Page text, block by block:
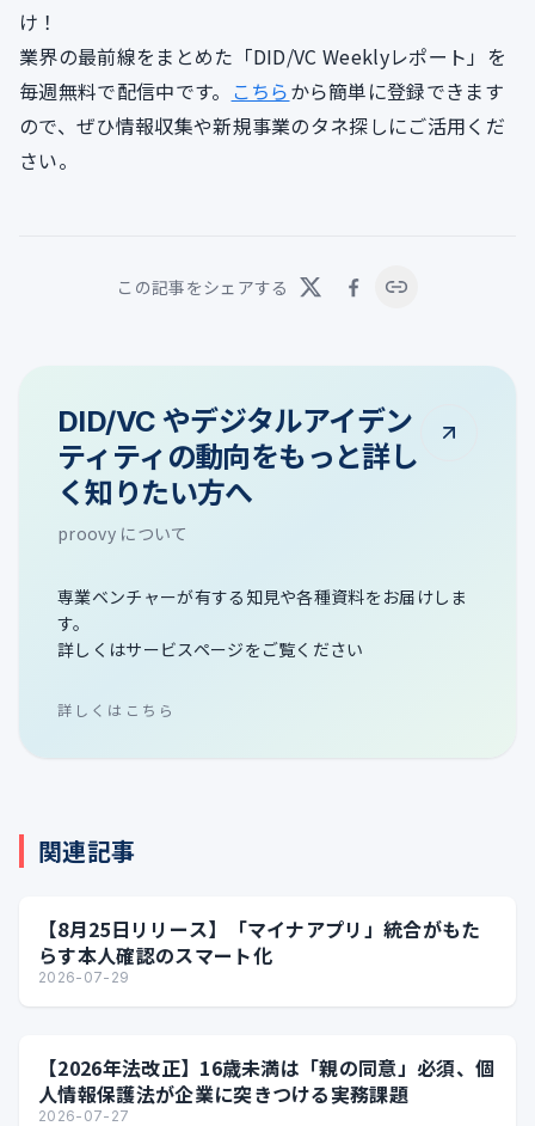
け！
業界の最前線をまとめた「DID/VC Weeklyレポート」を
毎週無料で配信中です。 こちらから簡単に登録できます
ので、ぜひ情報収集や新規事業のタネ探しにご活用くだ
さい。
この記事をシェアする
DID/VC やデジタルアイデン
ティティの動向をもっと詳し
く知りたい方へ
proovy について
専業ベンチャーが有する知見や各種資料をお届けしま
す。
詳しくはサービスページをご覧ください
詳しくはこちら
関連記事
【8月25日リリース】「マイナアプリ」統合がもた
らす本人確認のスマート化
2026-07-29
【2026年法改正】16歳未満は「親の同意」必須、個
人情報保護法が企業に突きつける実務課題
2026-07-27